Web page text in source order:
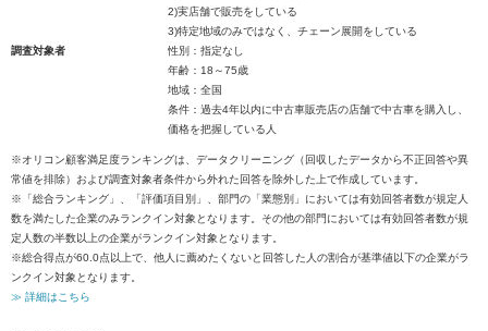
2)実店舗で販売をしている
3)特定地域のみではなく、チェーン展開をしている
調査対象者
性別：指定なし
年齢：18～75歳
地域：全国
条件：過去4年以内に中古車販売店の店舗で中古車を購入し、
価格を把握している人
※オリコン顧客満足度ランキングは、データクリーニング（回収したデータから不正回答や異
常値を排除）および調査対象者条件から外れた回答を除外した上で作成しています。
※「総合ランキング」、「評価項目別」、部門の「業態別」においては有効回答者数が規定人
数を満たした企業のみランクイン対象となります。その他の部門においては有効回答者数が規
定人数の半数以上の企業がランクイン対象となります。
※総合得点が60.0点以上で、他人に薦めたくないと回答した人の割合が基準値以下の企業がラ
ンクイン対象となります。
≫ 詳細はこちら